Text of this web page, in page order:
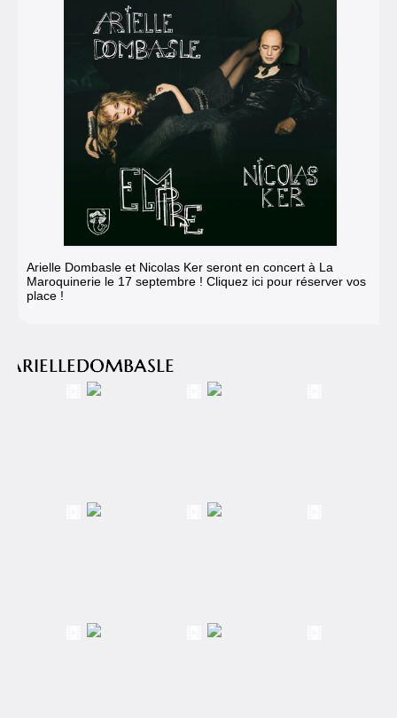
Arielle Dombasle et Nicolas Ker seront en concert à La
Maroquinerie le 17 septembre ! Cliquez ici pour réserver vos
place !